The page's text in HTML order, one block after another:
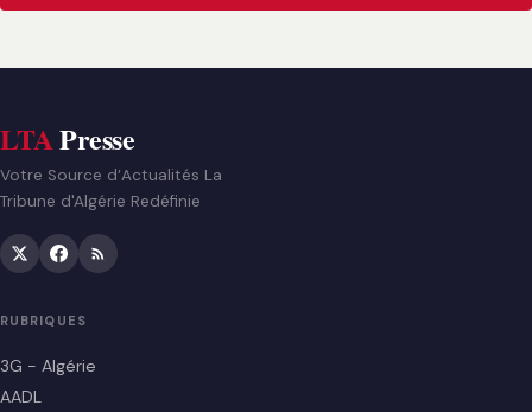
LTAPresse
Votre Source d’Actualités La
Tribune d'Algérie Redéfinie
RUBRIQUES
3G - Algérie
AADL